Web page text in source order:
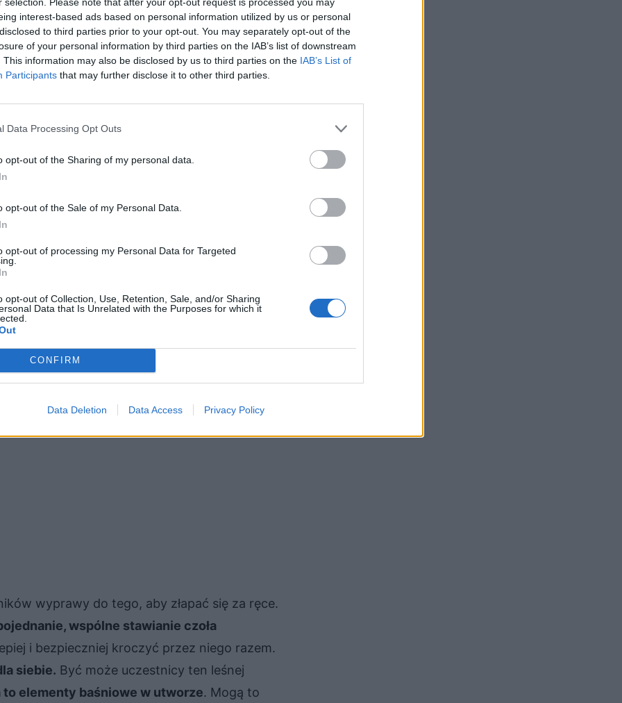
interest-based ads based on personal information utilized by us or personal
to third parties prior to your opt-out. You may separately opt-out of the
of your personal information by third parties on the IAB’s list of downstream
This information may also be disclosed by us to third parties on the IAB’s List of
Participants that may further disclose it to other third parties.
Data Processing Opt Outs
opt-out of the Sharing of my personal data.
opt-out of the Sale of my Personal Data.
opt-out of processing my Personal Data for Targeted
opt-out of Collection, Use, Retention, Sale, and/or Sharing
Data that Is Unrelated with the Purposes for which it
CONFIRM
Data Deletion Data Access Privacy Policy
głowę”, czyli spojrzeć w górę.
podziwiać, odkrywać. Na drzewach mienią
wysokich drzew. Zbliża się noc, jej mrok
wygląda jak pieczęcie. Kolory lasu
przystanią, miejscem bez trosk i
mieniących się gwiazd. Podmiot liryczny
co również może stanowić
dary dla królów lasu i zwierząt.
niej ukojenie, spokój i bezpieczeństwo.
zjawisk przyrody.
wyprawy do tego, aby złapać się za ręce.
wspólne stawianie czoła
i bezpieczniej kroczyć przez niego razem.
siebie. Być może uczestnicy ten leśnej
to elementy baśniowe w utworze. Mogą to